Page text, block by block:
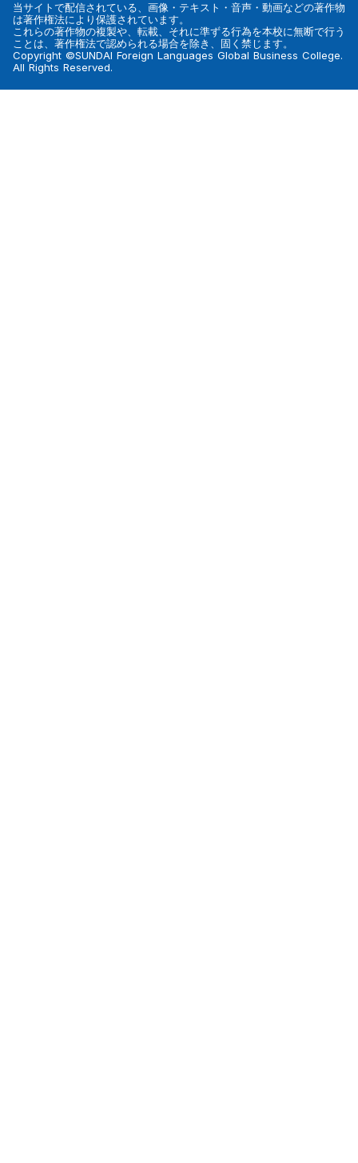
当サイトで配信されている、画像・テキスト・音声・動画などの著作物
は著作権法により保護されています。
これらの著作物の複製や、転載、それに準ずる行為を本校に無断で行う
ことは、著作権法で認められる場合を除き、固く禁じます。
Copyright ©SUNDAI Foreign Languages Global Business College.
All Rights Reserved.